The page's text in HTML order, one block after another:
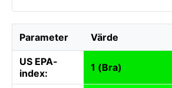
Parameter Värde
US EPA-
index:
1 (Bra)